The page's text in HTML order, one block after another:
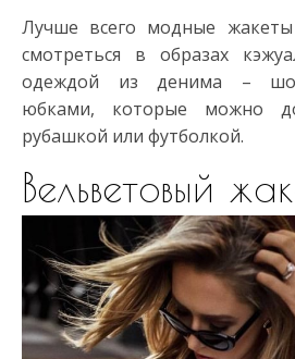
Лучше всего модные жакеты
смотреться в образах
одеждой из денима –
юбками, которые можно
рубашкой или футболкой.
Вельветовый